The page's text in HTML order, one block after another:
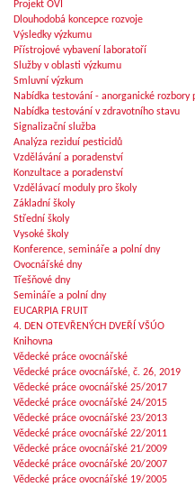
Projekt OVI
Dlouhodobá koncepce rozvoje
Výsledky výzkumu
Přístrojové vybavení laboratoří
Služby v oblasti výzkumu
Smluvní výzkum
Nabídka testování - anorganické rozbory
Nabídka testování v zdravotního stavu
Signalizační služba
Analýza reziduí pesticidů
Vzdělávání a poradenství
Konzultace a poradenství
Vzdělávací moduly pro školy
Základní školy
Střední školy
Vysoké školy
Konference, semináře a polní dny
Ovocnářské dny
Třešňové dny
Semináře a polní dny
EUCARPIA FRUIT
4. DEN OTEVŘENÝCH DVEŘÍ VŠÚO
Knihovna
Vědecké práce ovocnářské
Vědecké práce ovocnářské, č. 26, 2019
Vědecké práce ovocnářské 25/2017
Vědecké práce ovocnářské 24/2015
Vědecké práce ovocnářské 23/2013
Vědecké práce ovocnářské 22/2011
Vědecké práce ovocnářské 21/2009
Vědecké práce ovocnářské 20/2007
Vědecké práce ovocnářské 19/2005